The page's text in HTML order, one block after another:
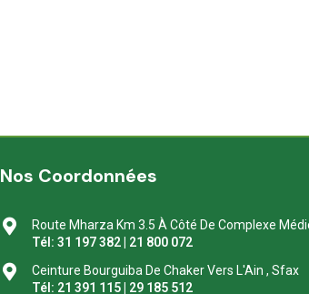
Nos Coordonnées
Route Mharza Km 3.5 À Côté De Complexe
Tél: 31 197 382 | 21 800 072
Ceinture Bourguiba De Chaker Vers L'Ain , Sfax
Tél: 21 391 115 | 29 185 512